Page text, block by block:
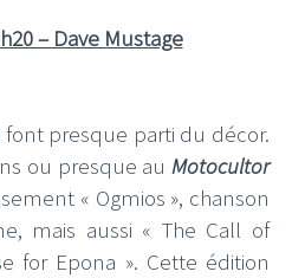
– Dave Mustage
font presque parti du décor.
ou presque au Motocultor
« Ogmios », chanson
mais aussi « The Call of
for Epona ». Cette édition